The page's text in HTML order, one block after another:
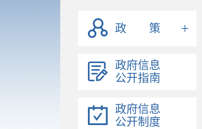
政 策
政府信息
公开指南
政府信息
公开制度